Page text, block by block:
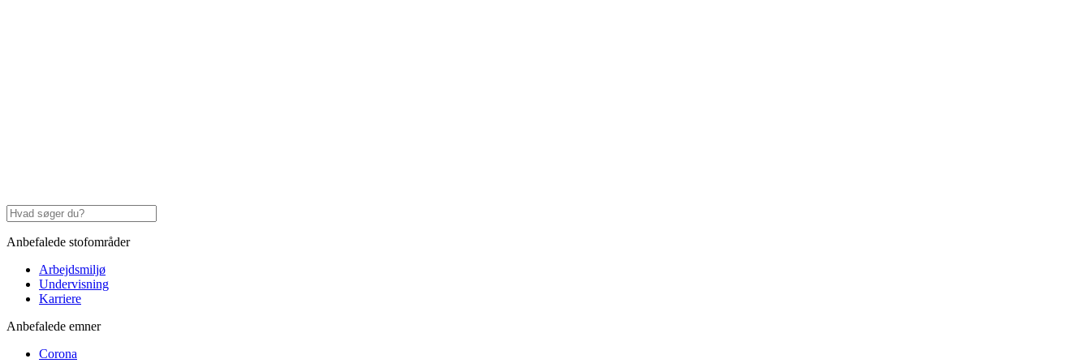
Anbefalede stofområder
Arbejdsmiljø
Undervisning
Karriere
Anbefalede emner
Corona